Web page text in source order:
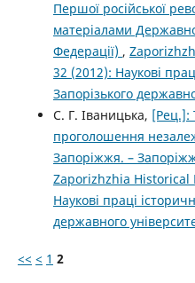
Першої російської
матеріалами
Федерації) ,
32 (2012): Наукові
Запорізького
С. Г. Іваницька, [Рец.]:
проголошення
Запоріжжя. –
Zaporizhzhia Historical
Наукові праці
державного
<< < 1 2